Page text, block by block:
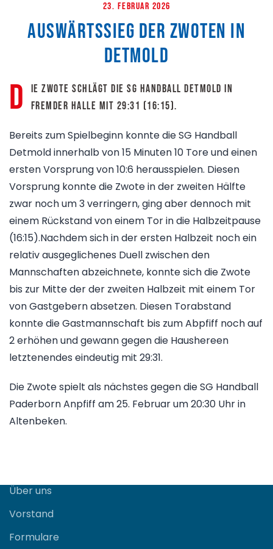
23. Februar 2026
Auswärtssieg der Zwoten in
Detmold
D
ie Zwote schlägt die SG Handball Detmold in
fremder Halle mit 29:31 (16:15).
Bereits zum Spielbeginn konnte die SG Handball
Detmold innerhalb von 15 Minuten 10 Tore und einen
ersten Vorsprung von 10:6 herausspielen. Diesen
Vorsprung konnte die Zwote in der zweiten Hälfte
zwar noch um 3 verringern, ging aber dennoch mit
einem Rückstand von einem Tor in die Halbzeitpause
(16:15).Nachdem sich in der ersten Halbzeit noch ein
relativ ausgeglichenes Duell zwischen den
Mannschaften abzeichnete, konnte sich die Zwote
bis zur Mitte der der zweiten Halbzeit mit einem Tor
von Gastgebern absetzen. Diesen Torabstand
konnte die Gastmannschaft bis zum Abpfiff noch auf
2 erhöhen und gewann gegen die Haushereen
letztenendes eindeutig mit 29:31.
Die Zwote spielt als nächstes gegen die SG Handball
Paderborn Anpfiff am 25. Februar um 20:30 Uhr in
Altenbeken.
Über uns
Vorstand
Formulare